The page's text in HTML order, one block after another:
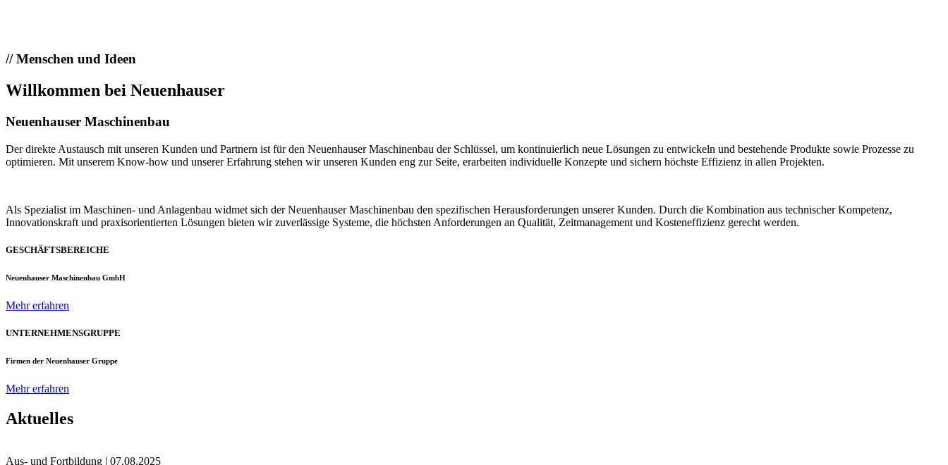
//Menschen und Ideen
Willkommen bei Neuenhauser
Neuenhauser Maschinenbau
Der direkte Austausch mit unseren Kunden und Partnern ist für den Neuenhauser Maschinenbau der Schlüssel, um kontinuierlich neue Lösungen zu entwickeln und bestehende Produkte sowie Prozesse zu
optimieren. Mit unserem Know-how und unserer Erfahrung stehen wir unseren Kunden eng zur Seite, erarbeiten individuelle Konzepte und sichern höchste Effizienz in allen Projekten.
Als Spezialist im Maschinen- und Anlagenbau widmet sich der Neuenhauser Maschinenbau den spezifischen Herausforderungen unserer Kunden. Durch die Kombination aus technischer Kompetenz,
Innovationskraft und praxisorientierten Lösungen bieten wir zuverlässige Systeme, die höchsten Anforderungen an Qualität, Zeitmanagement und Kosteneffizienz gerecht werden.
GESCHÄFTSBEREICHE
Neuenhauser Maschinenbau GmbH
Mehr erfahren
UNTERNEHMENSGRUPPE
Firmen der Neuenhauser Gruppe
Mehr erfahren
Aktuelles
Aus- und Fortbildung | 07.08.2025